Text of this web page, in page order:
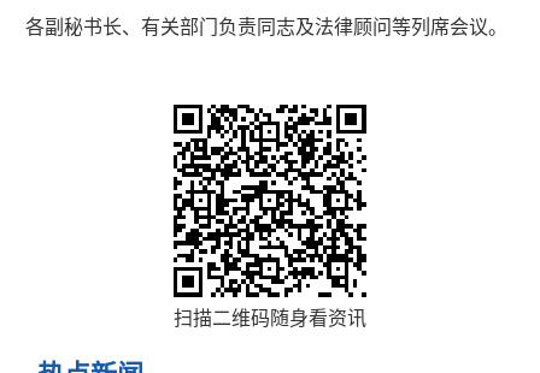
各副秘书长、有关部门负责同志及法律顾问等列席会议。
扫描二维码随身看资讯